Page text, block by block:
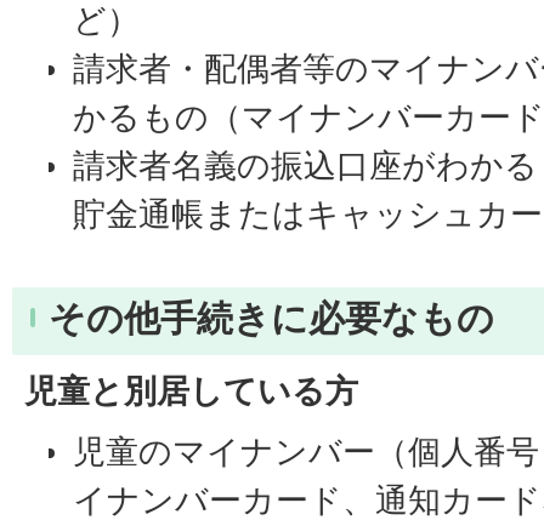
ど）
請求者・配偶者等のマイナン
かるもの（マイナンバーカー
請求者名義の振込口座がわか
貯金通帳またはキャッシュカ
その他手続きに必要なもの
児童と別居している方
児童のマイナンバー（個人番
イナンバーカード、通知カー